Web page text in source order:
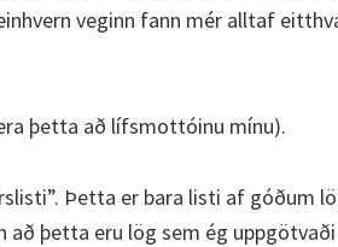
veginn fann mér alltaf
þetta að lífsmottóinu mínu).
Þetta er bara listi af góðum
þetta eru lög sem ég uppgötvaði